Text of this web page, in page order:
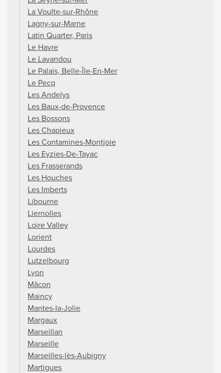
La Voulte-sur-Rhône
Lagny-sur-Marne
Latin Quarter, Paris
Le Havre
Le Lavandou
Le Palais, Belle-Île-En-Mer
Le Pecq
Les Andelys
Les Baux-de-Provence
Les Bossons
Les Chapieux
Les Contamines-Montjoie
Les Eyzies-De-Tayac
Les Frasserands
Les Houches
Les Imberts
Libourne
Liernolles
Loire Valley
Lorient
Lourdes
Lutzelbourg
Lyon
Mâcon
Maincy
Mantes-la-Jolie
Margaux
Marseillan
Marseille
Marseilles-lès-Aubigny
Martigues